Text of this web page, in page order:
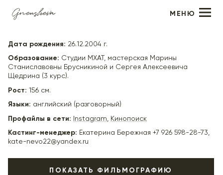
МЕНЮ
Мария Пореченкова
Дата рождения: 26.12.2004 г.
Образование: Студии МХАТ, мастерская Марины
Станиславовны Брусникиной и Сергея Алексеевича
Щедрина (3 курс).
Рост: 156 см.
Языки: английский (разговорный)
Профайлы в сети: Instagram Кинопоиск
Кастинг-менеджер: Екатерина Бережная +7 926 598-28-73,
kate-nevo22@yandex.ru
ПОКАЗАТЬ ФИЛЬМОГРАФИЮ